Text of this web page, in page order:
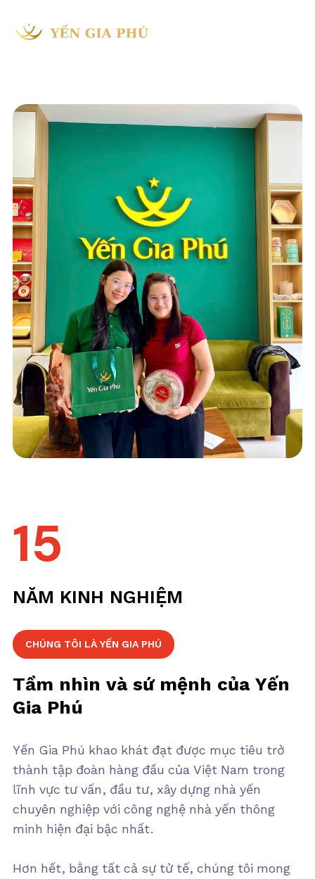
15
NĂM KINH NGHIỆM
CHÚNG TÔI LÀ YẾN GIA PHÚ
Tầm nhìn và sứ mệnh của Yến
Gia Phú
Yến Gia Phú khao khát đạt được mục tiêu trở
thành tập đoàn hàng đầu của Việt Nam trong
lĩnh vực tư vấn, đầu tư, xây dựng nhà yến
chuyên nghiệp với công nghệ nhà yến thông
minh hiện đại bậc nhất.
Hơn hết, bằng tất cả sự tử tế, chúng tôi mong